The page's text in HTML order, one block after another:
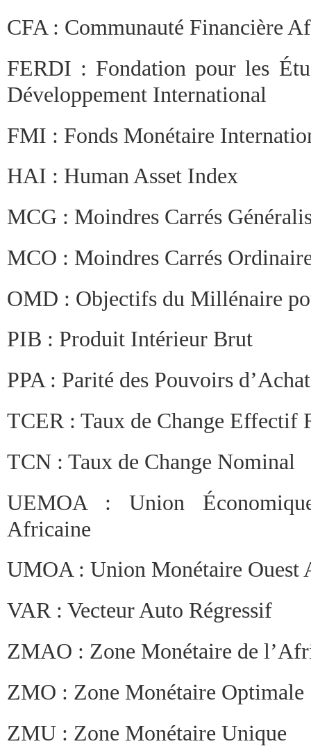
CFA : Communauté Financière
FERDI : Fondation pour les
Développement International
FMI : Fonds Monétaire
HAI : Human Asset Index
MCG : Moindres Carrés
MCO : Moindres Carrés
OMD : Objectifs du Millénaire
PIB : Produit Intérieur Brut
PPA : Parité des Pouvoirs d’Achat
TCER : Taux de Change Effectif
TCN : Taux de Change Nominal
UEMOA : Union
Africaine
UMOA : Union Monétaire Ouest
VAR : Vecteur Auto Régressif
ZMAO : Zone Monétaire de
ZMO : Zone Monétaire Optimale
ZMU : Zone Monétaire Unique